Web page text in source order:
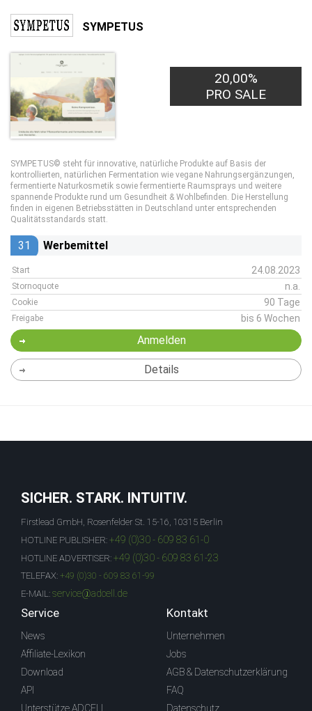
SYMPETUS
20,00%
PRO SALE
SYMPETUS© steht für innovative, natürliche Produkte auf Basis der
kontrollierten, natürlichen Fermentation wie vegane Nahrungsergänzungen,
fermentierte Naturkosmetik sowie fermentierte Raumsprays und weitere
spannende Produkte rund um Gesundheit & Wohlbefinden. Die Herstellung
finden in eigenen Betriebsstätten in Deutschland unter entsprechenden
Qualitätsstandards statt.
31 Werbemittel
Start 24.08.2023
Stornoquote n.a.
Cookie 90 Tage
Freigabe bis 6 Wochen
Anmelden
Details
SICHER. STARK. INTUITIV.
Firstlead GmbH, Rosenfelder St. 15-16, 10315 Berlin
HOTLINE PUBLISHER: +49 (0)30 - 609 83 61-0
HOTLINE ADVERTISER: +49 (0)30 - 609 83 61-23
TELEFAX: +49 (0)30 - 609 83 61-99
E-MAIL: service@adcell.de
Service
News
Affiliate-Lexikon
Download
API
Unterstütze ADCELL
Kontakt
Unternehmen
Jobs
AGB & Datenschutzerklärung
FAQ
Datenschutz